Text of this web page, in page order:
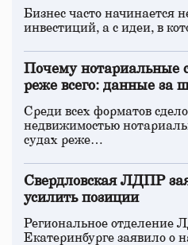
Бизнес часто начинается
инвестиций, а с идеи, в
Почему нотариальные
реже всего: данные за
Среди всех форматов
недвижимостью
судах реже…
Свердловская ЛДПР
усилить позиции
Региональное
Екатеринбурге заявило о